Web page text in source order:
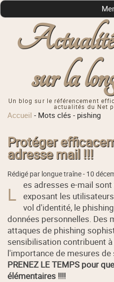
sur la
Un blog sur le référencement
actualités du Net
Accueil - Mots clés - pishing
Protéger
adresse mail !!!
Rédigé par longue traîne - 10
L
es adresses e-mail
exposant les
vol d'identité, le
données personnelles. Des
attaques de phishing
sensibilisation contribuent
l'importance de mesures
PRENEZ LE TEMPS pour
élémentaires !!!!